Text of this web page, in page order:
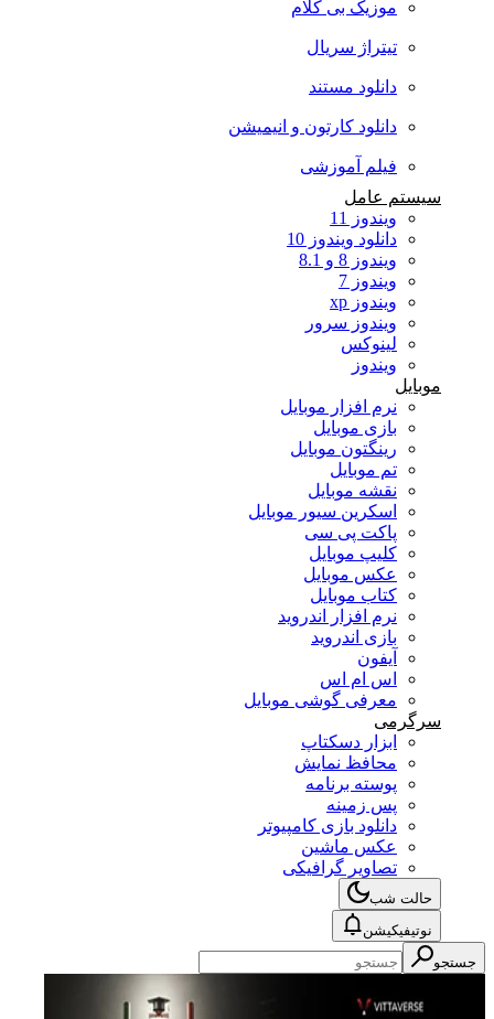
موزیک بی کلام
تیتراژ سریال
دانلود مستند
دانلود کارتون و انیمیشن
فیلم آموزشی
سیستم عامل
ویندوز 11
دانلود ویندوز 10
ویندوز 8 و 8.1
ویندوز 7
ویندوز xp
ویندوز سرور
لینوکس
ویندوز
موبایل
نرم افزار موبایل
بازی موبایل
رینگتون موبایل
تم موبایل
نقشه موبایل
اسکرین سیور موبایل
پاکت پی سی
کلیپ موبایل
عکس موبایل
کتاب موبایل
نرم افزار اندروید
بازی اندروید
آیفون
اس ام اس
معرفی گوشی موبایل
سرگرمی
ابزار دسکتاپ
محافظ نمایش
پوسته برنامه
پس زمینه
دانلود بازی کامپیوتر
عکس ماشین
تصاویر گرافیکی
حالت شب
نوتیفیکیشن
جستجو